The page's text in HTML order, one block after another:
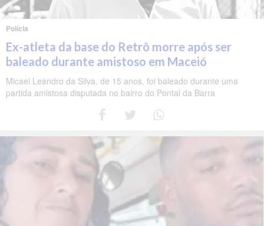
Polícia
Ex-atleta da base do Retrô morre após ser
baleado durante amistoso em Maceió
Micael Leandro da Silva, de 15 anos, foi baleado durante uma
partida amistosa disputada no bairro do Pontal da Barra